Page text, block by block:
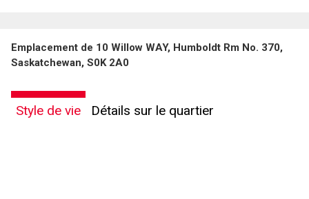
Emplacement de 10 Willow WAY, Humboldt Rm No. 370,
Saskatchewan, S0K 2A0
Style de vie Détails sur le quartier